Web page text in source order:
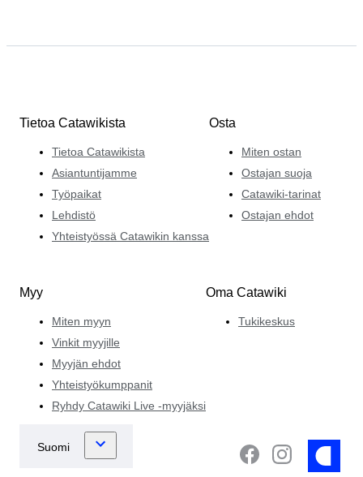
Tietoa Catawikista
Tietoa Catawikista
Asiantuntijamme
Työpaikat
Lehdistö
Yhteistyössä Catawikin kanssa
Osta
Miten ostan
Ostajan suoja
Catawiki-tarinat
Ostajan ehdot
Myy
Miten myyn
Vinkit myyjille
Myyjän ehdot
Yhteistyökumppanit
Ryhdy Catawiki Live -myyjäksi
Oma Catawiki
Tukikeskus